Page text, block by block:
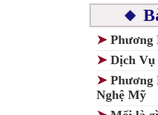
🔸
➤ Phương
➤ Dịch
➤ Phương
Nghệ Mỹ